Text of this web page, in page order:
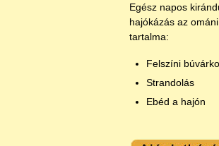
Egész napos
hajókázás az
tartalma:
Felszíni
Strandolás
Ebéd a hajón